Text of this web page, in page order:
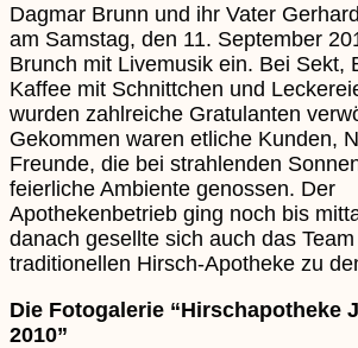
Dagmar Brunn und ihr Vater
am Samstag, den 11. September
Brunch mit Livemusik ein. Bei Sekt,
Kaffee mit Schnittchen und
wurden zahlreiche Gratulanten
Gekommen waren etliche Kunden,
Freunde, die bei strahlenden
feierliche Ambiente genossen. Der
Apothekenbetrieb ging noch bis
danach gesellte sich auch das
traditionellen Hirsch-Apotheke zu
Die Fotogalerie “Hirschapotheke
2010”